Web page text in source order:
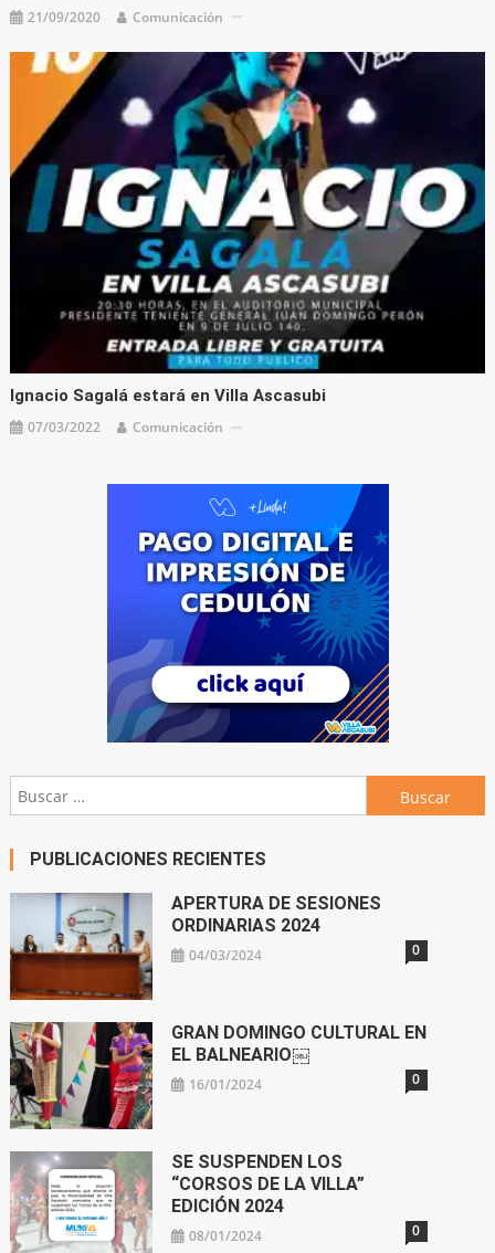
21/09/2020 Comunicación
Ignacio Sagalá estará en Villa Ascasubi
07/03/2022 Comunicación
Buscar:
PUBLICACIONES RECIENTES
APERTURA DE SESIONES
ORDINARIAS 2024
04/03/2024 0
GRAN DOMINGO CULTURAL EN
EL BALNEARIO￼
16/01/2024 0
SE SUSPENDEN LOS
“CORSOS DE LA VILLA”
EDICIÓN 2024
08/01/2024 0